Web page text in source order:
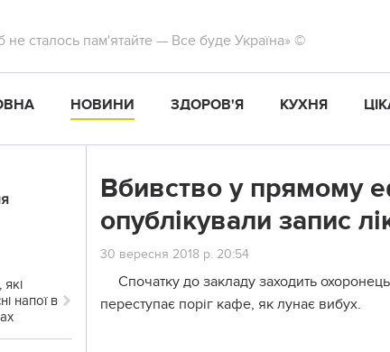
не сталось пам'ятайте — Все буде Україна» ©
НОВИНИ ЗДОРОВ'Я КУХНЯ
які
напої в
Вбивство у прямому
опублікували запис
30 вересня 2018 р. 20:54
Спочатку до закладу заходить
переступає поріг кафе, як лунає вибух.